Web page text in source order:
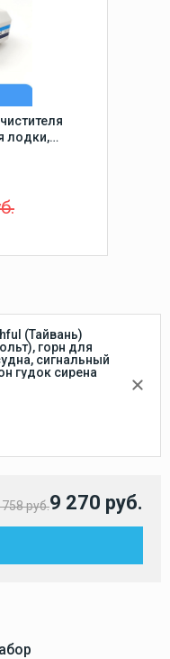
лодки,
для
судов
(Тайвань)
горн для
сигнальный
гудок сирена
руб.9 270 руб.